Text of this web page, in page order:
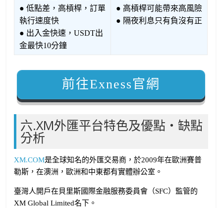
● 低點差，高槓桿，訂單
執行速度快
● 出入金快速，USDT出
金最快10分鐘
● 高槓桿可能帶來高風險
● 隔夜利息只有負沒有正
前往Exness官網
六.XM外匯平台特色及優點・缺點
分析
XM.COM是全球知名的外匯交易商，於2009年在歐洲賽普
勒斯，在澳洲，歐洲和中東都有實體辦公室。
臺灣人開戶在貝里斯國際金融服務委員會（SFC）監管的
XM Global Limited名下。